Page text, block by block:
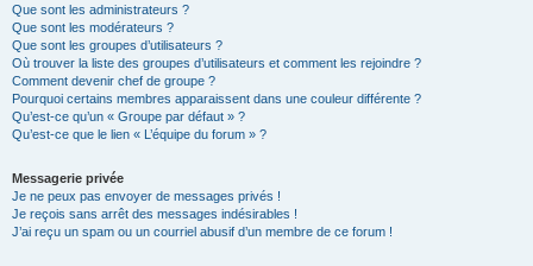
Que sont les administrateurs ?
Que sont les modérateurs ?
Que sont les groupes d’utilisateurs ?
Où trouver la liste des groupes d’utilisateurs et comment les rejoindre ?
Comment devenir chef de groupe ?
Pourquoi certains membres apparaissent dans une couleur différente ?
Qu’est-ce qu’un « Groupe par défaut » ?
Qu’est-ce que le lien « L’équipe du forum » ?
Messagerie privée
Je ne peux pas envoyer de messages privés !
Je reçois sans arrêt des messages indésirables !
J’ai reçu un spam ou un courriel abusif d’un membre de ce forum !